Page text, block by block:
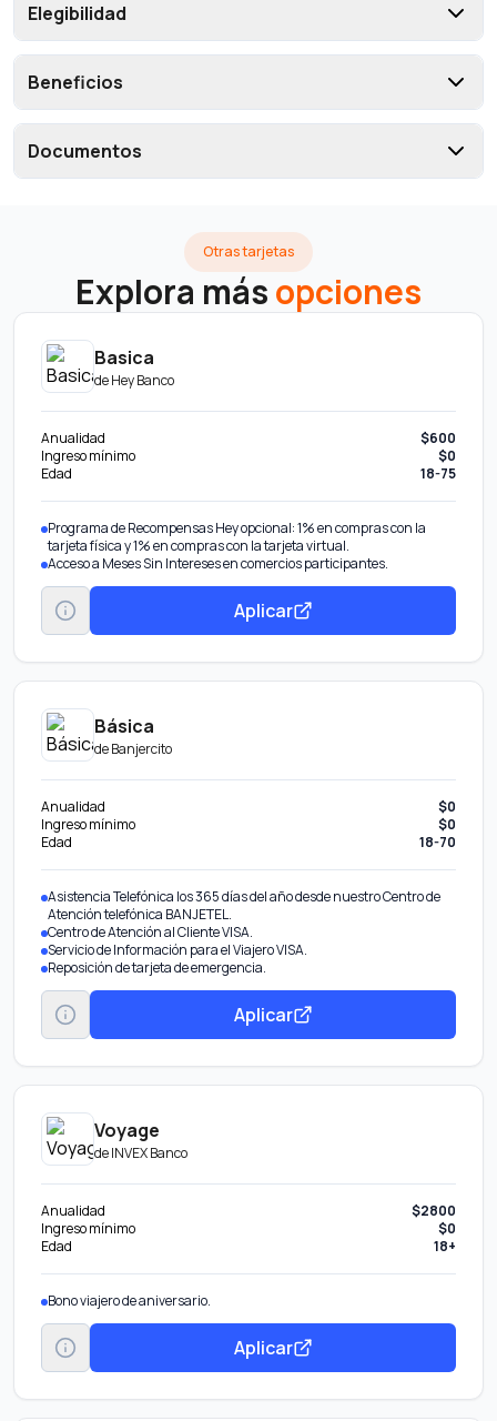
Elegibilidad
Beneficios
Documentos
Otras tarjetas
Explora másopciones
Basica
deHey Banco
Anualidad
$600
Ingreso mínimo
$0
Edad
18-75
Programa de Recompensas Hey opcional: 1% en compras con la
tarjeta física y 1% en compras con la tarjeta virtual.
Acceso a Meses Sin Intereses en comercios participantes.
Aplicar
Básica
deBanjercito
Anualidad
$0
Ingreso mínimo
$0
Edad
18-70
Asistencia Telefónica los 365 días del año desde nuestro Centro de
Atención telefónica BANJETEL.
Centro de Atención al Cliente VISA.
Servicio de Información para el Viajero VISA.
Reposición de tarjeta de emergencia.
Aplicar
Voyage
deINVEX Banco
Anualidad
$2800
Ingreso mínimo
$0
Edad
18+
Bono viajero de aniversario.
Aplicar